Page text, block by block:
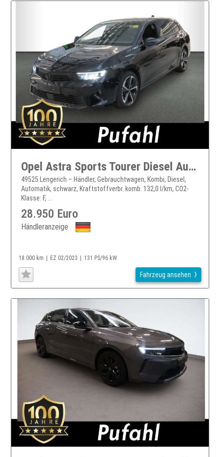
Opel Astra Sports Tourer Diesel Automatik Navi AHK
49525 Lengerich – Händler, Gebrauchtwagen, Kombi, Diesel,
Automatik, schwarz, Kraftstoffverbr. komb. 132,0 l/km, CO2-
Klasse: F, ...
28.950 Euro
Händleranzeige
18.000 km EZ 02/2023 131 PS/96 kW
Fahrzeug ansehen